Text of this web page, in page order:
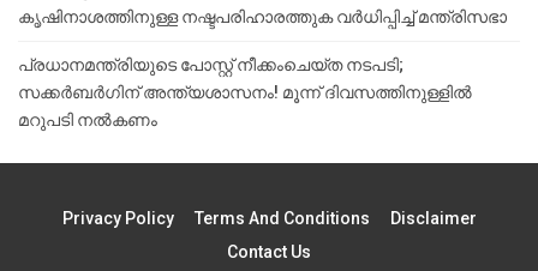
കൃഷിനാശത്തിനുള്ള നഷ്ടപരിഹാരത്തുക വർ‌ധിപ്പിച്ച് മന്ത്രിസഭാ
പ്രധാനമന്ത്രിയുടെ പോസ്റ്റ് നീക്കംചെയ്ത നടപടി;
സക്കർബർഗിന് അന്ത്യശാസനം! മൂന്ന് ദിവസത്തിനുള്ളില്‍
മറുപടി നല്‍കണം
Privacy Policy Terms And Conditions
Disclaimer
Contact Us